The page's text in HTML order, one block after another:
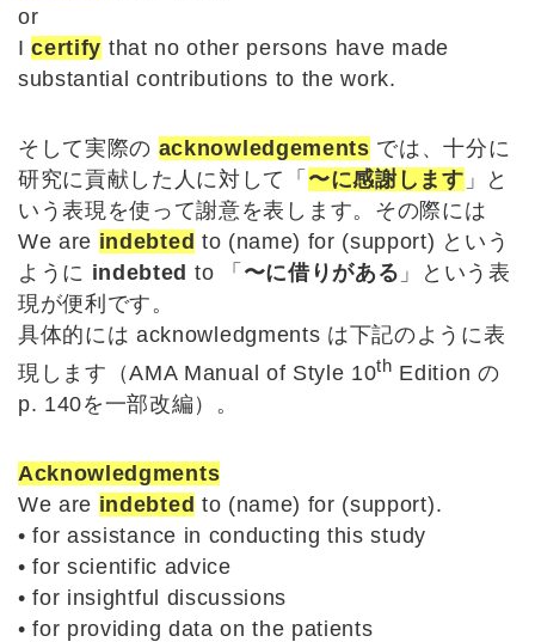
or
Icertify that no other persons have made
substantial contributions to the work.
そして実際の acknowledgements では、十分に
研究に貢献した人に対して「 〜に感謝します 」と
いう表現を使って謝意を表します。その際には
We are indebted to (name) for (support) という
ように indebted to 「 〜に借りがある 」という表
現が便利です。
具体的には acknowledgments は下記のように表
現します（AMA Manual of Style 10th Edition の
p. 140を一部改編）。
Acknowledgments
We are indebted to (name) for (support).
• for assistance in conducting this study
• for scientific advice
• for insightful discussions
• for providing data on the patients